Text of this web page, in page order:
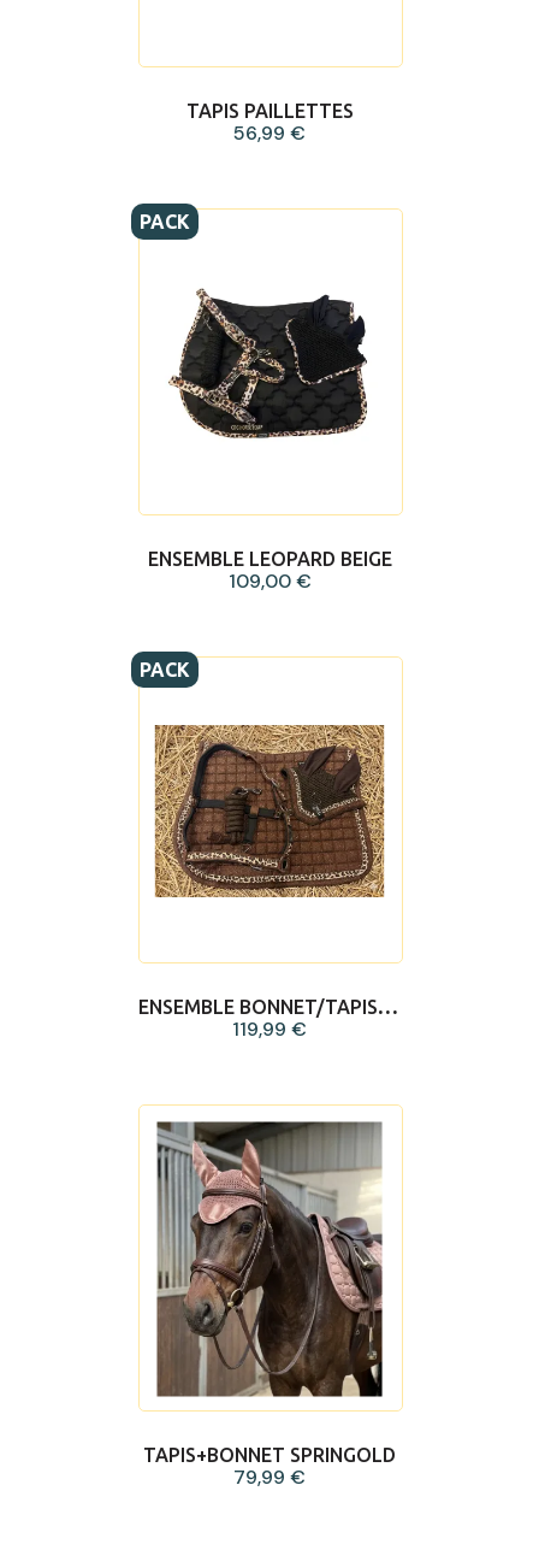
TAPIS PAILLETTES
56,99 €
ENSEMBLE LEOPARD BEIGE
109,00 €
PACK
ENSEMBLE BONNET/TAPIS/LICOL
119,99 €
PACK
TAPIS+BONNET SPRINGOLD
79,99 €